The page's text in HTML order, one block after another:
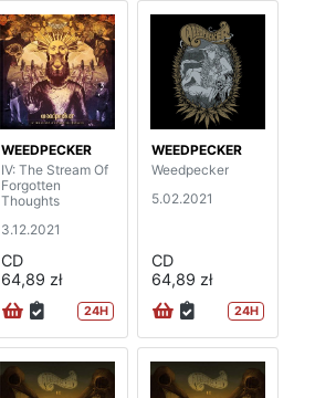
WEEDPECKER
IV: The Stream Of
Forgotten
Thoughts
3.12.2021
CD
64,89 zł
24H
WEEDPECKER
Weedpecker
5.02.2021
CD
64,89 zł
24H